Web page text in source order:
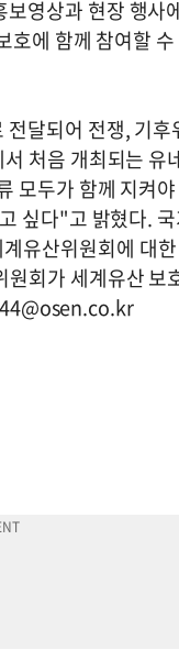
영상과 현장 행사
에 함께 참여할
달되어 전쟁, 기
처음 개최되는 유
모두가 함께 지켜
싶다"고 밝혔다.
유산위원회에 대
회가 세계유산 보